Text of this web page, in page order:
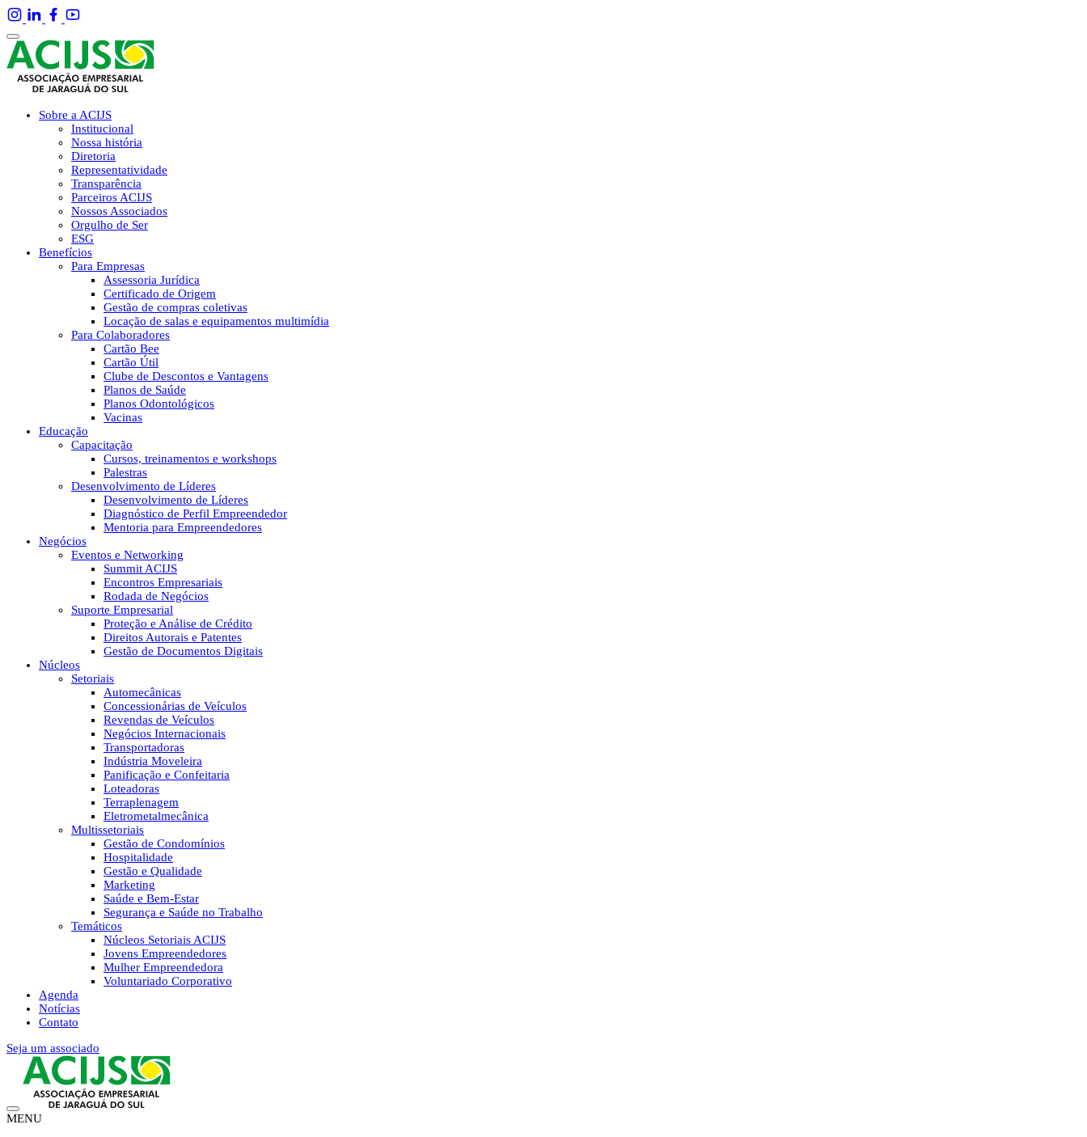
Sobre a ACIJS
Institucional
Nossa história
Diretoria
Representatividade
Transparência
Parceiros ACIJS
Nossos Associados
Orgulho de Ser
ESG
Benefícios
Para Empresas
Assessoria Jurídica
Certificado de Origem
Gestão de compras coletivas
Locação de salas e equipamentos multimídia
Para Colaboradores
Cartão Bee
Cartão Útil
Clube de Descontos e Vantagens
Planos de Saúde
Planos Odontológicos
Vacinas
Educação
Capacitação
Cursos, treinamentos e workshops
Palestras
Desenvolvimento de Líderes
Desenvolvimento de Líderes
Diagnóstico de Perfil Empreendedor
Mentoria para Empreendedores
Negócios
Eventos e Networking
Summit ACIJS
Encontros Empresariais
Rodada de Negócios
Suporte Empresarial
Proteção e Análise de Crédito
Direitos Autorais e Patentes
Gestão de Documentos Digitais
Núcleos
Setoriais
Automecânicas
Concessionárias de Veículos
Revendas de Veículos
Negócios Internacionais
Transportadoras
Indústria Moveleira
Panificação e Confeitaria
Loteadoras
Terraplenagem
Eletrometalmecânica
Multissetoriais
Gestão de Condomínios
Hospitalidade
Gestão e Qualidade
Marketing
Saúde e Bem-Estar
Segurança e Saúde no Trabalho
Temáticos
Núcleos Setoriais ACIJS
Jovens Empreendedores
Mulher Empreendedora
Voluntariado Corporativo
Agenda
Notícias
Contato
Seja um associado
MENU